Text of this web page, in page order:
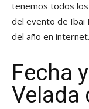
tenemos todos
del evento de Ibai
del año en internet.
Fecha
Velada